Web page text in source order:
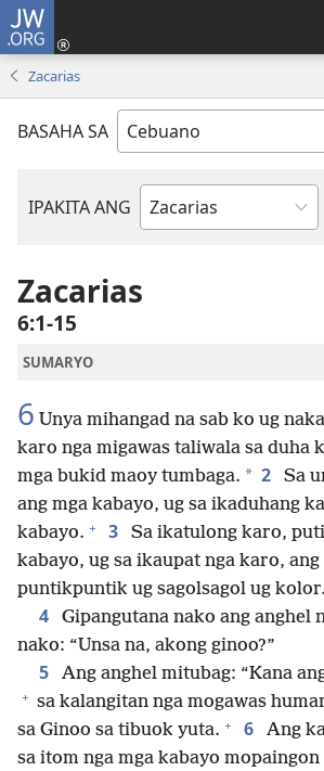
JW.ORG
Zacarias
BASAHA SA
IPAKITA ANG
Basahon
Zacarias
6:1-15
SUMARYO
6 Unya mihangad na sab ko ug
karo nga migawas taliwala sa duha
mga bukid maoy tumbaga. * 2
Sa
ang mga kabayo, ug sa ikaduhang
kabayo. + 3
Sa ikatulong karo,
kabayo, ug sa ikaupat nga karo, ang
puntikpuntik ug sagolsagol ug kolor.
4
Gipangutana nako ang anghel
nako: “Unsa na, akong ginoo?”
5 Ang anghel mitubag: “Kana
+ sa kalangitan nga mogawas
sa Ginoo sa tibuok yuta. + 6
Ang
sa itom nga mga kabayo mopaingon